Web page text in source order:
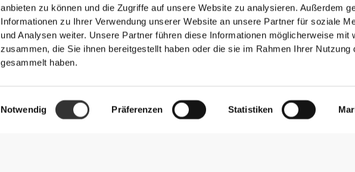
anbieten zu können und die Zugriffe auf unsere Website zu analysieren. Außerdem
Informationen zu Ihrer Verwendung unserer Website an unsere Partner für soziale
und Analysen weiter. Unsere Partner führen diese Informationen möglicherweise mit
zusammen, die Sie ihnen bereitgestellt haben oder die sie im Rahmen Ihrer Nutzung
gesammelt haben.
Einwilligungsauswahl
Notwendig Präferenzen Statistiken